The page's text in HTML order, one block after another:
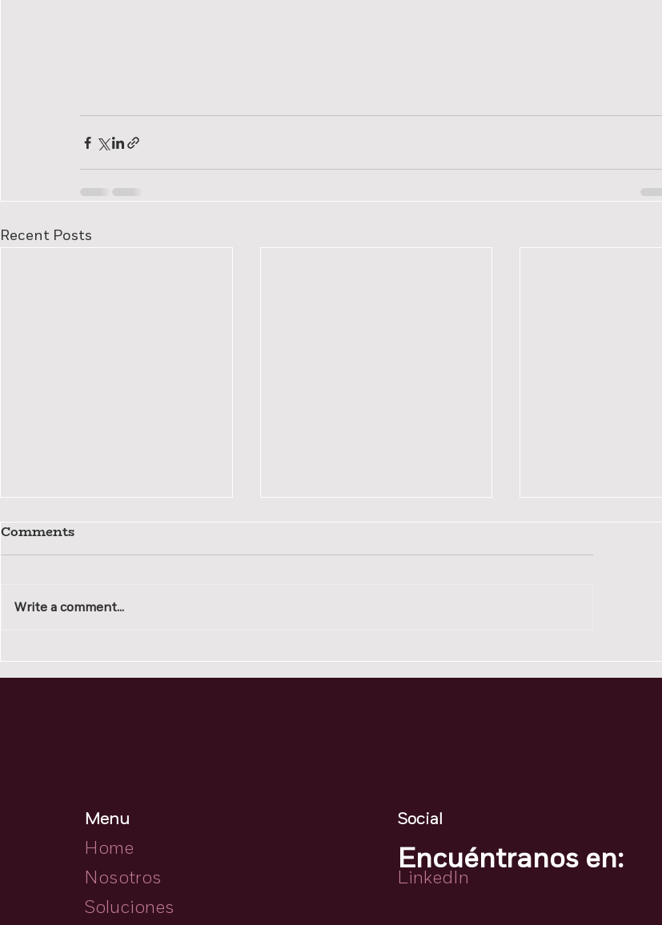
Recent Posts
Comment 50 - Exit
Interviews: The Most
Comentario 50 - La
entrevista de salida: la
Comment 49 -
Operational
Comments
Write a comment...
Menu Social
Encuéntranos en:
Home
LinkedIn
Nosotros
Soluciones